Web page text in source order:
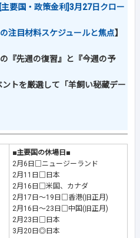
要国・政策金利]3月27日クロー
注目材料スケジュールと焦点】
『先週の復習』と『今週の予
ントを厳選して「羊飼い秘蔵デー
■主要国の休場日■
2月6日□ニュージーランド
2月11日□日本
2月16日□米国、カナダ
2月17日～19日□香港(旧正月)
2月16日～23日□中国(旧正月)
2月23日□日本
3月20日◎日本